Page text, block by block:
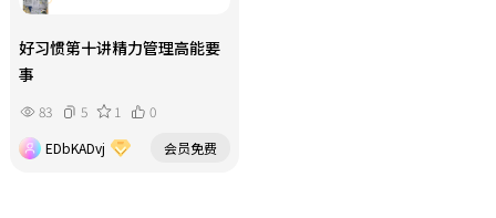
好习惯第十讲精力管理高能要
事
83 5 1
0
EDbKADvj
会员免费